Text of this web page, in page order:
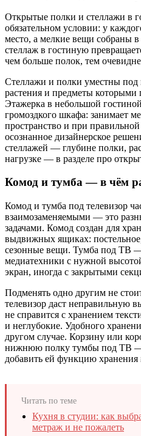
Открытые полки и стеллажи в
обязательном условии: у
место, а мелкие вещи собраны
стеллаж в гостиную
чем больше полок, тем
Стеллажи и полки уместны под
растения и предметы которыми
Этажерка в небольшой
громоздкого шкафа: занимает
пространство и при
осознанное дизайнерское
стеллажей — глубине полки,
нагрузке — в разделе про
Комод и тумба — в чём
Комод и тумба под телевизор
взаимозаменяемыми — это
задачами. Комод создан для
выдвижных ящиках:
сезонные вещи. Тумба под ТВ —
медиатехники с нужной
экран, иногда с закрытыми
Подменять одно другим не
телевизор даст неправильную
не справится с хранением
и неглубокие. Удобного
другом случае. Корзину или
нижнюю полку тумбы под ТВ —
добавить ей функцию хранения
Читать по теме
Кухня в студии: как
метраж и не пожалеть